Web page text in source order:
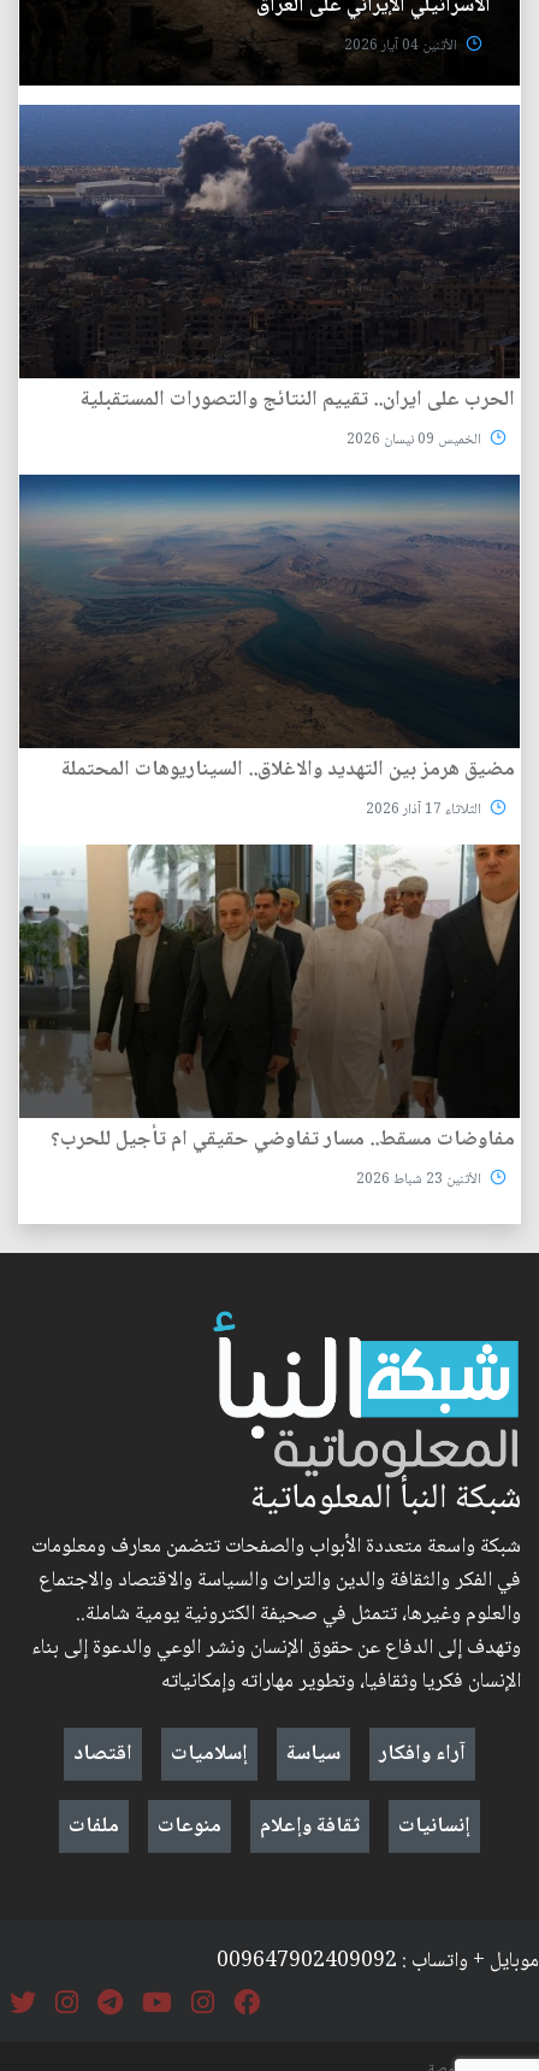
الأثنين 04 آيار 2026
الحرب على ايران.. تقييم النتائج والتصورات المستقبلية
الخميس 09 نيسان 2026
مضيق هرمز بين التهديد والاغلاق.. السيناريوهات المحتملة
الثلاثاء 17 آذار 2026
مفاوضات مسقط.. مسار تفاوضي حقيقي ام تأجيل للحرب؟
الأثنين 23 شباط 2026
شبكة النبأ المعلوماتية
شبكة واسعة متعددة الأبواب والصفحات تتضمن معارف ومعلومات
في الفكر والثقافة والدين والتراث والسياسة والاقتصاد والاجتماع
والعلوم وغيرها، تتمثل في صحيفة الكترونية يومية شاملة..
وتهدف إلى الدفاع عن حقوق الإنسان ونشر الوعي والدعوة إلى بناء
الإنسان فكريا وثقافيا، وتطوير مهاراته وإمكانياته
آراء وافكار
سياسة إسلاميات
اقتصاد
إنسانيات
ثقافة وإعلام منوعات ملفات
موبايل + واتساب : 009647902409092